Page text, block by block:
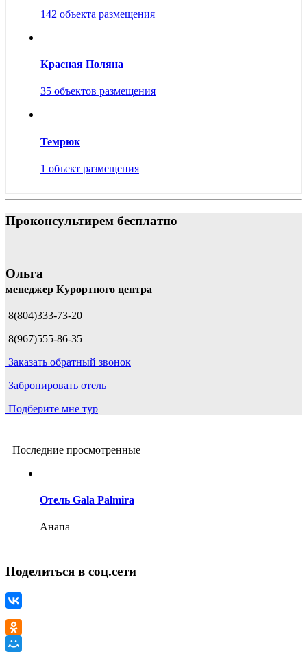
142 объекта размещения
Красная Поляна
35 объектов размещения
Темрюк
1 объект размещения
Проконсультирем бесплатно
Ольга
менеджер Курортного центра
8(804)333-73-20
8(967)555-86-35
Заказать обратный звонок
Забронировать отель
Подберите мне тур
Последние просмотренные
Отель Gala Palmira
Анапа
Поделиться в соц.сети